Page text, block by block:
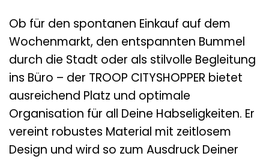
Ob für den spontanen Einkauf auf dem
Wochenmarkt, den entspannten Bummel
durch die Stadt oder als stilvolle Begleitung
ins Büro – der TROOP CITYSHOPPER bietet
ausreichend Platz und optimale
Organisation für all Deine Habseligkeiten. Er
vereint robustes Material mit zeitlosem
Design und wird so zum Ausdruck Deiner